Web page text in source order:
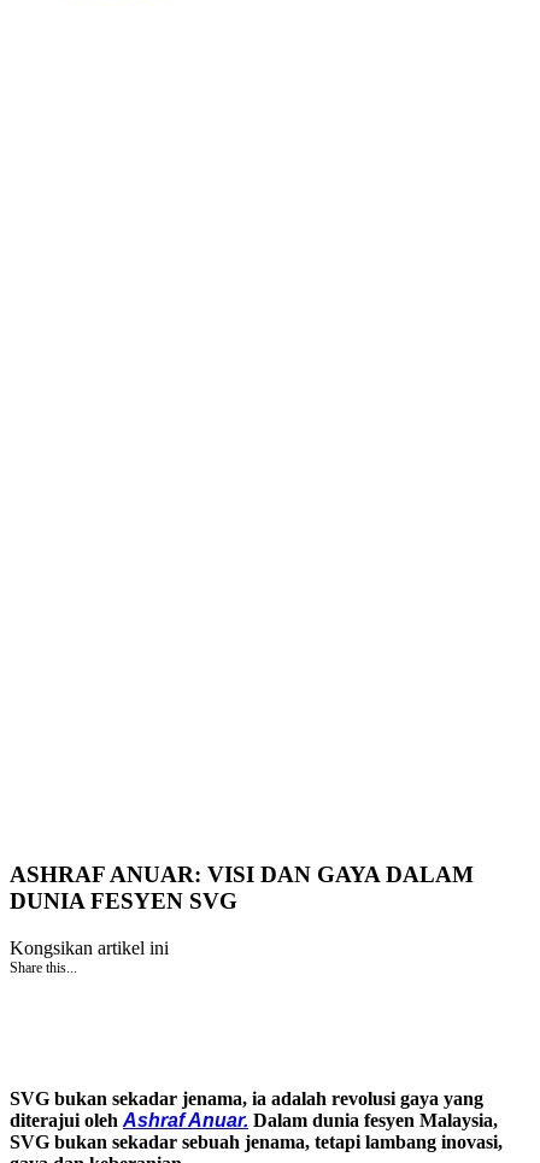
ASHRAF ANUAR: VISI DAN GAYA DALAM
DUNIA FESYEN SVG
Kongsikan artikel ini
Share this...
SVG bukan sekadar jenama, ia adalah revolusi gaya yang
diterajui oleh Ashraf Anuar. Dalam dunia fesyen Malaysia,
SVG bukan sekadar sebuah jenama, tetapi lambang inovasi,